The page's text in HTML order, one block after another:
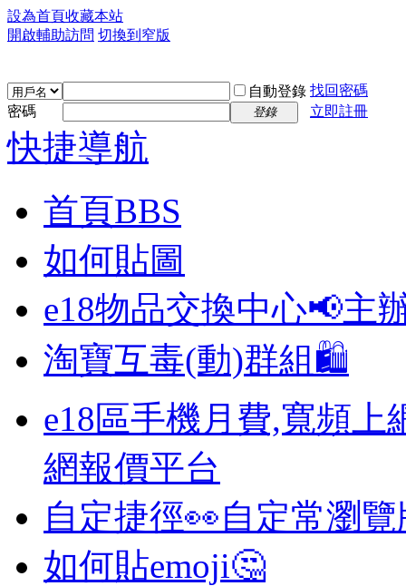
設為首頁收藏本站
開啟輔助訪問 切換到窄版
自動登錄 找回密碼
密碼
登錄 立即註冊
快捷導航
首頁BBS
如何貼圖
e18物品交換中心📢主
淘寶互毒(動)群組🛍️
e18區手機月費,寬頻上
網報價平台
自定捷徑👀自定常瀏
如何貼emoji🤔